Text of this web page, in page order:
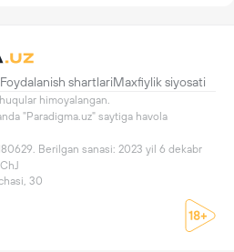
Foydalanish shartlariMaxfiylik siyosati
himoyalangan.
"Paradigma.uz" saytiga havola
Berilgan sanasi: 2023 yil 6 dekabr
30